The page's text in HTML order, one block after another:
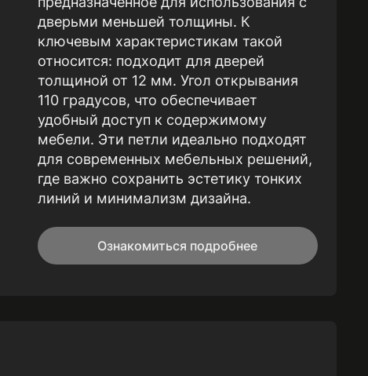
дверьми меньшей толщины. К
ключевым характеристикам такой
относится: подходит для дверей
толщиной от 12 мм. Угол открывания
110 градусов, что обеспечивает
удобный доступ к содержимому
мебели. Эти петли идеально подходят
для современных мебельных решений,
где важно сохранить эстетику тонких
линий и минимализм дизайна.
Ознакомиться подробнее